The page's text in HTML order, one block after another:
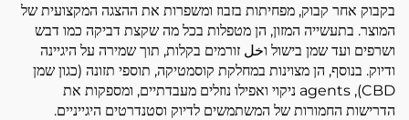
בקבוק אחר קבוק, מפחיתות בזבוז ומשפרות את ההצגה המקצועית של
המוצר. בתעשייה המזון, הן מטפלות בכל מה שקצת דביקה כמו דבש
ושרפים ועד שמן בישול וخل זורמים בקלות, תוך שמירה על היגיינה
ודיוק. בנוסף, הן מצוינות במחלקת קוסמטיקה, תוספי תזונה (כגון שמן
CBD), agents ניקוי ואפילו נוזלים מעבדתיים, ומספקות את
הדרישות החמורות של המשתמשים לדיוק וסטנדרטים היגייניים.